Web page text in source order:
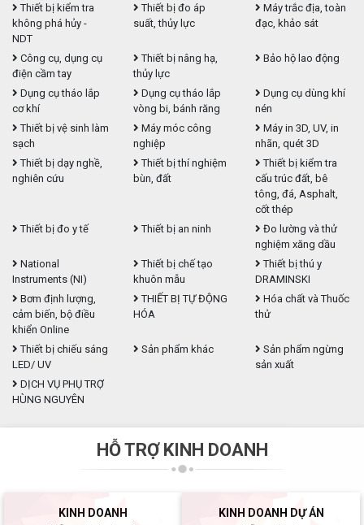
Thiết bị kiểm tra
không phá hủy -
NDT
Thiết bị đo áp
suất, thủy lực
Máy trắc địa, toàn
đạc, khảo sát
Công cụ, dụng cụ
điện cầm tay
Thiết bị nâng hạ,
thủy lực
Bảo hộ lao động
Dụng cụ tháo lắp
cơ khí
Dụng cụ tháo lắp
vòng bi, bánh răng
Dụng cụ dùng khí
nén
Thiết bị vệ sinh làm
sạch
Máy móc công
nghiệp
Máy in 3D, UV, in
nhãn, quét 3D
Thiết bị dạy nghề,
nghiên cứu
Thiết bị thí nghiệm
bùn, đất
Thiết bị kiểm tra
cấu trúc đất, bê
tông, đá, Asphalt,
cốt thép
Thiết bị đo y tế
Thiết bị an ninh
Đo lường và thử
nghiệm xăng dầu
National
Instruments (NI)
Thiết bị chế tạo
khuôn mẫu
Thiết bị thú y
DRAMINSKI
Bơm định lượng,
cảm biến, bộ điều
khiển Online
THIẾT BỊ TỰ ĐỘNG
HÓA
Hóa chất và Thuốc
thử
Thiết bị chiếu sáng
LED/ UV
Sản phẩm khác
Sản phẩm ngừng
sản xuất
DỊCH VỤ PHỤ TRỢ
HÙNG NGUYÊN
HỖ TRỢ KINH DOANH
KINH DOANH
KINH DOANH DỰ ÁN